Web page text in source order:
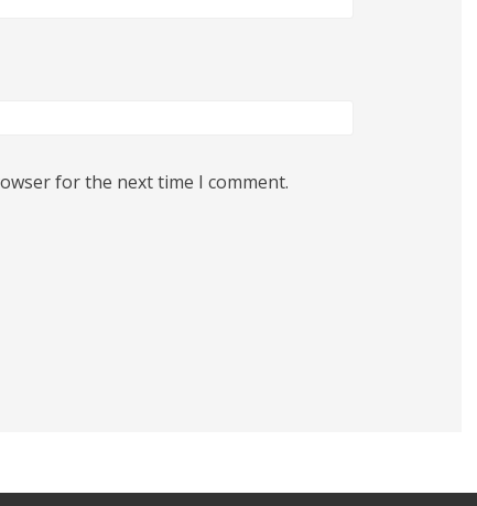
for the next time I comment.